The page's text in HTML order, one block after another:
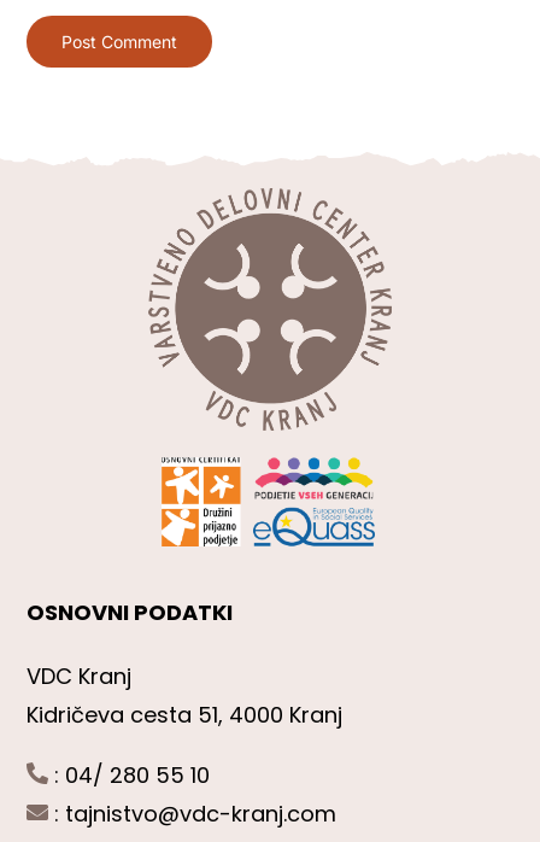
OSNOVNI PODATKI
VDC Kranj
Kidričeva cesta 51, 4000 Kranj
: 04/ 280 55 10
: tajnistvo@vdc-kranj.com